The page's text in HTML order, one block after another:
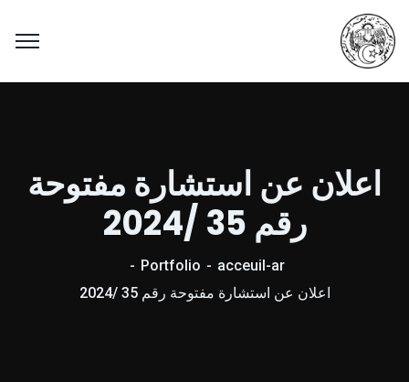
اعلان عن استشارة مفتوحة
رقم 35 /2024
acceuil-ar
Portfolio
اعلان عن استشارة مفتوحة رقم 35 /2024